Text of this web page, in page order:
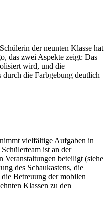
der neunten Klasse hat
das zwei Aspekte zeigt: Das
wird, und die
die Farbgebung deutlich
vielfältige Aufgaben in
ist an der
beteiligt (siehe
des Schaukastens, die
Betreuung der mobilen
Klassen zu den